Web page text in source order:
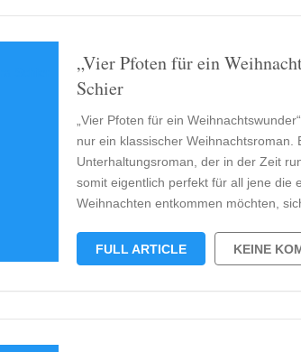
„Vier Pfoten für ein
Schier
„Vier Pfoten für ein
nur ein klassischer Weihnachtsroman.
Unterhaltungsroman, der in der Zeit
somit eigentlich perfekt für all jene die
Weihnachten entkommen möchten,
FULL ARTICLE KEINE